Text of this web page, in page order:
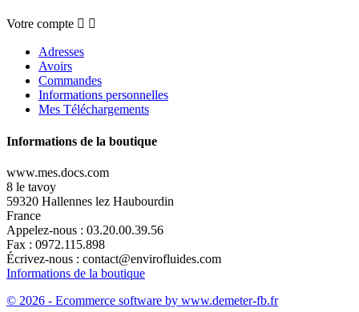
Votre compte  
Adresses
Avoirs
Commandes
Informations personnelles
Mes Téléchargements
Informations de la boutique
www.mes.docs.com
8 le tavoy
59320 Hallennes lez Haubourdin
France
Appelez-nous : 03.20.00.39.56
Fax : 0972.115.898
Écrivez-nous : contact@envirofluides.com
Informations de la boutique
© 2026 - Ecommerce software by www.demeter-fb.fr